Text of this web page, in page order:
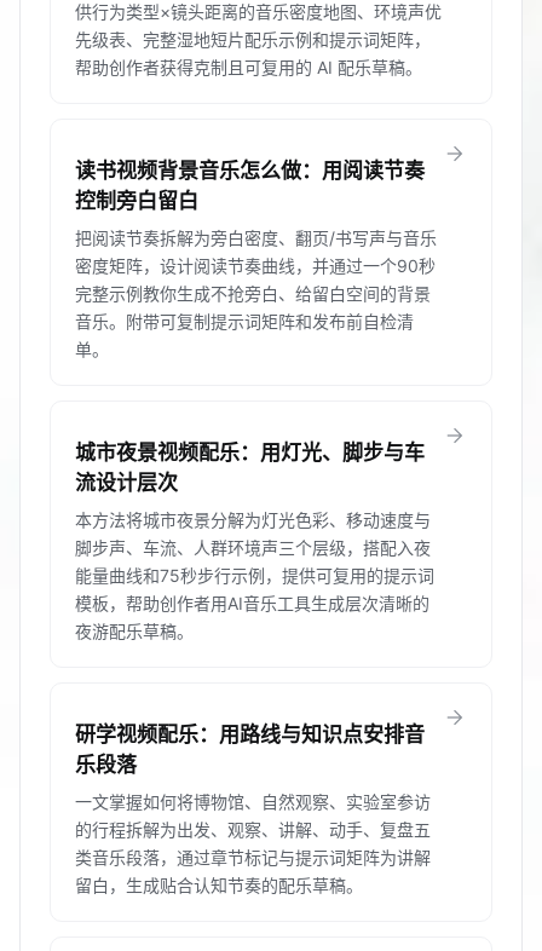
供行为类型×镜头距离的音乐密度地图、环境声优
先级表、完整湿地短片配乐示例和提示词矩阵，
帮助创作者获得克制且可复用的 AI 配乐草稿。
读书视频背景音乐怎么做：用阅读节奏
控制旁白留白
把阅读节奏拆解为旁白密度、翻页/书写声与音乐
密度矩阵，设计阅读节奏曲线，并通过一个90秒
完整示例教你生成不抢旁白、给留白空间的背景
音乐。附带可复制提示词矩阵和发布前自检清
单。
arrow_forward
城市夜景视频配乐：用灯光、脚步与车
流设计层次
本方法将城市夜景分解为灯光色彩、移动速度与
脚步声、车流、人群环境声三个层级，搭配入夜
能量曲线和75秒步行示例，提供可复用的提示词
模板，帮助创作者用AI音乐工具生成层次清晰的
夜游配乐草稿。
arrow_forward
研学视频配乐：用路线与知识点安排音
乐段落
一文掌握如何将博物馆、自然观察、实验室参访
的行程拆解为出发、观察、讲解、动手、复盘五
类音乐段落，通过章节标记与提示词矩阵为讲解
留白，生成贴合认知节奏的配乐草稿。
arrow_forward